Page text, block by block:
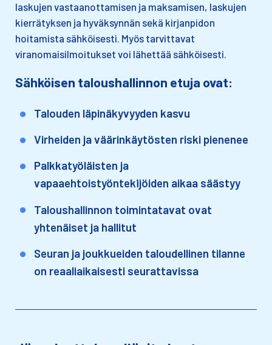
laskujen vastaanottamisen ja maksamisen, laskujen
kierrätyksen ja hyväksynnän sekä kirjanpidon
hoitamista sähköisesti. Myös tarvittavat
viranomaisilmoitukset voi lähettää sähköisesti.
Sähköisen taloushallinnon etuja ovat:
Talouden läpinäkyvyyden kasvu
Virheiden ja väärinkäytösten riski pienenee
Palkkatyöläisten ja
vapaaehtoistyöntekijöiden aikaa säästyy
Taloushallinnon toimintatavat ovat
yhtenäiset ja hallitut
Seuran ja joukkueiden taloudellinen tilanne
on reaaliaikaisesti seurattavissa